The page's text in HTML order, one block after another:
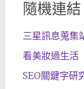
隨機連結
三星訊息蒐集
看美妝過生活
SEO關鍵字研